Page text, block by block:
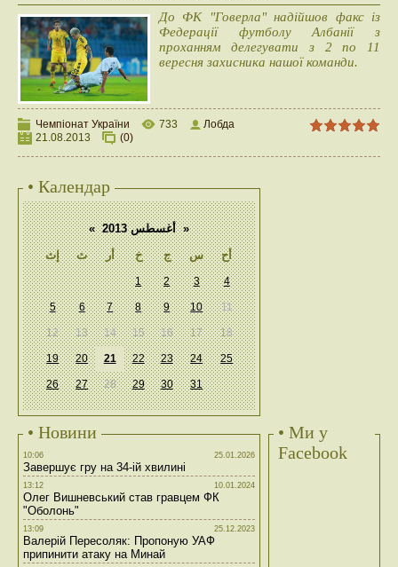
До ФК "Говерла" надійшов факс із
Федерації футболу Албанії з
проханням делегувати з 2 по 11
вересня захисника нашої команди.
Чемпіонат України 733
Лобда
21.08.2013
(0)
• Календар
« أغسطس 2013 »
إث
ث أر خ ج س أح
1 2 3 4
5 6 7 8 9 10 11
12 13 14 15 16 17 18
19 20 21 22 23 24 25
26 27 28 29 30 31
• Новини
10:06 25.01.2026
Завершує гру на 34-ій хвилині
13:12 10.01.2024
Олег Вишневський став гравцем ФК
"Оболонь"
13:09 25.12.2023
Валерій Пересоляк: Пропоную УАФ
припинити атаку на Минай
• Ми у
Facebook